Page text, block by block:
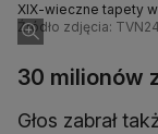
XIX-wieczne tapety
Źródło zdjęcia: TVN24
30 milionów
Głos zabrał